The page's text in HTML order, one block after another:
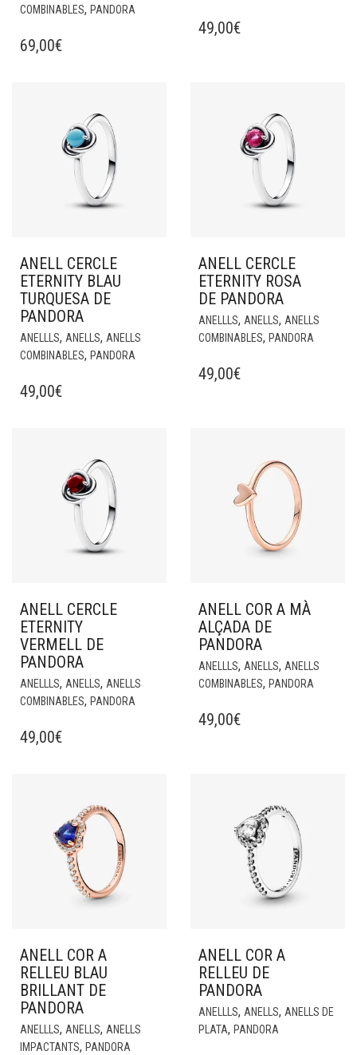
COMBINABLES, PANDORA
69,00€
49,00€
ANELL CERCLE
ETERNITY BLAU
TURQUESA DE
PANDORA
ANELLLS, ANELLS, ANELLS
COMBINABLES, PANDORA
49,00€
ANELL CERCLE
ETERNITY ROSA
DE PANDORA
ANELLLS, ANELLS, ANELLS
COMBINABLES, PANDORA
49,00€
ANELL CERCLE
ETERNITY
VERMELL DE
PANDORA
ANELLLS, ANELLS, ANELLS
COMBINABLES, PANDORA
49,00€
ANELL COR A MÀ
ALÇADA DE
PANDORA
ANELLLS, ANELLS, ANELLS
COMBINABLES, PANDORA
49,00€
ANELL COR A
RELLEU BLAU
BRILLANT DE
PANDORA
ANELLLS, ANELLS, ANELLS
IMPACTANTS, PANDORA
ANELL COR A
RELLEU DE
PANDORA
ANELLLS, ANELLS, ANELLS DE
PLATA, PANDORA